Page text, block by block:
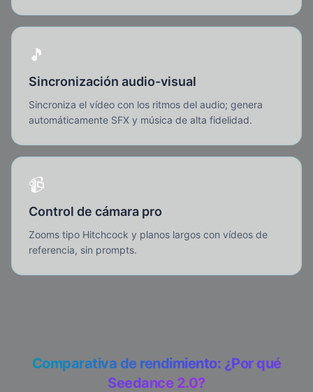
🎵
Sincronización audio-visual
Sincroniza el vídeo con los ritmos del audio; genera
automáticamente SFX y música de alta fidelidad.
📹
Control de cámara pro
Zooms tipo Hitchcock y planos largos con vídeos de
referencia, sin prompts.
Comparativa de rendimiento: ¿Por qué
Seedance 2.0?